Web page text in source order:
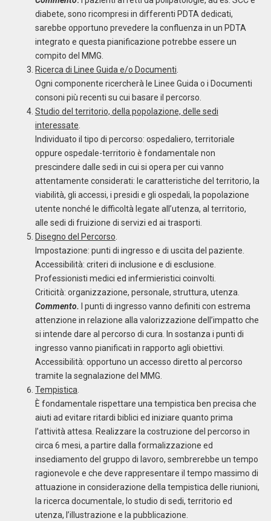
diabete, sono ricompresi in differenti PDTA dedicati,
sarebbe opportuno prevedere la confluenza in un PDTA
integrato e questa pianificazione potrebbe essere un
compito del MMG.
Ricerca di Linee Guida e/o Documenti
Ogni componente ricercherà le Linee Guida o i Documenti
consoni più recenti su cui basare il percorso.
Studio del territorio, della popolazione, delle sedi
interessate
Individuato il tipo di percorso: ospedaliero, territoriale
oppure ospedale-territorio è fondamentale non
prescindere dalle sedi in cui si opera per cui vanno
attentamente considerati: le caratteristiche del territorio, la
viabilità, gli accessi, i presidi e gli ospedali, la popolazione
utente nonché le difficoltà legate all’utenza, al territorio,
alle sedi di fruizione di servizi ed ai trasporti.
Disegno del Percorso
Impostazione: punti di ingresso e di uscita del paziente.
Accessibilità: criteri di inclusione e di esclusione.
Professionisti medici ed infermieristici coinvolti.
Criticità: organizzazione, personale, struttura, utenza.
Commento.
I punti di ingresso vanno definiti con estrema
attenzione in relazione alla valorizzazione dell’impatto che
si intende dare al percorso di cura. In sostanza i punti di
ingresso vanno pianificati in rapporto agli obiettivi.
Accessibilità: opportuno un accesso diretto al percorso
tramite la segnalazione del MMG.
Tempistica
È fondamentale rispettare una tempistica ben precisa che
aiuti ad evitare ritardi biblici ed iniziare quanto prima
l’attività attesa. Realizzare la costruzione del percorso in
circa 6 mesi, a partire dalla formalizzazione ed
insediamento del gruppo di lavoro, sembrerebbe un tempo
ragionevole e che deve rappresentare il tempo massimo di
attuazione in considerazione della tempistica delle riunioni,
la ricerca documentale, lo studio di sedi, territorio ed
utenza, l’illustrazione e la pubblicazione.